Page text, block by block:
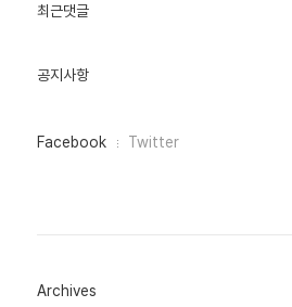
인
최근댓글
공지사항
페
그
Facebook Twitter
Archives